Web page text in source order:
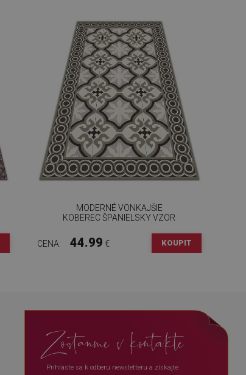
MODERNÉ VONKAJŠIE
KOBEREC ŠPANIELSKY VZOR
CENA: 44.99 € KOUPIT
Zostanme v kontakte
Prihláste sa k odberu newsletteru a získajte